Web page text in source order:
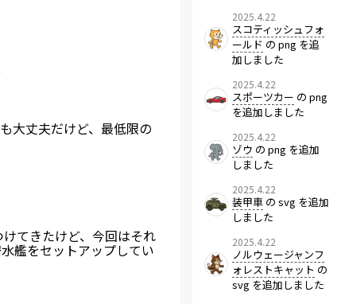
大丈夫だけど、最低限の
てきたけど、今回はそれ
艦をセットアップしてい
2025.4.22
スコティッシュフォ
ールド の png を追
加しました
2025.4.22
スポーツカー の png
を追加しました
2025.4.22
ゾウ の png を追加
しました
2025.4.22
装甲車の svg を追加
しました
2025.4.22
ノルウェージャンフ
ォレストキャット の
svg を追加しました